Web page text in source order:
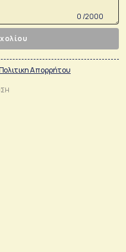
0 /2000
Απορρήτου